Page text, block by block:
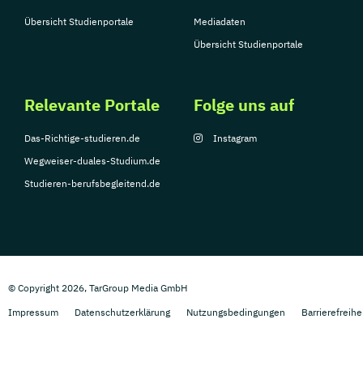
Übersicht Studienportale
Mediadaten
Übersicht Studienportale
Relevante Portale
Das-Richtige-studieren.de
Wegweiser-duales-Studium.de
Studieren-berufsbegleitend.de
Folge uns auf
Instagram
© Copyright 2026, TarGroup Media GmbH
Impressum
Datenschutzerklärung Nutzungsbedingungen